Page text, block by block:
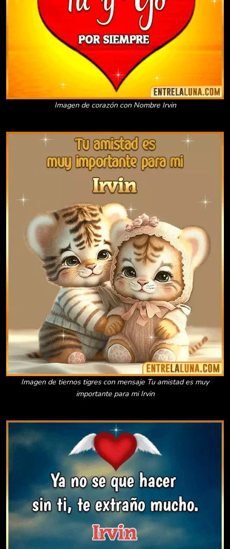
Imagen de corazón con Nombre Irvin
Imagen de tiernos tigres con mensaje Tu amistad es muy
importante para mi Irvin